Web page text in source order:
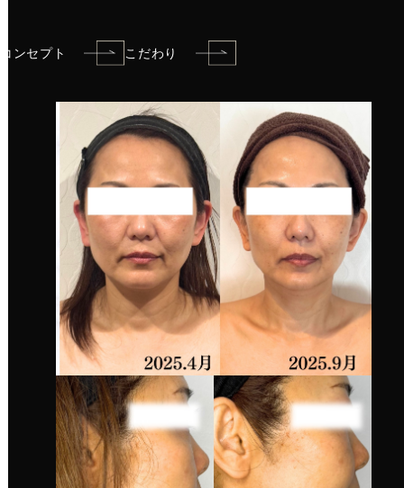
コンセプト こだわり